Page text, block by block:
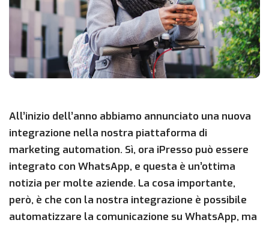
All’inizio dell’anno abbiamo annunciato una nuova
integrazione nella nostra piattaforma di
marketing automation. Sì, ora iPresso può essere
integrato con WhatsApp, e questa è un’ottima
notizia per molte aziende. La cosa importante,
però, è che con la nostra integrazione è possibile
automatizzare la comunicazione su WhatsApp, ma